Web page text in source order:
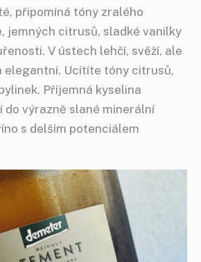
připomíná tóny zralého
jemných citrusů, sladké vanilky
V ústech lehčí, svěží, ale
elegantní. Ucítíte tóny citrusů,
Příjemná kyselina
do výrazně slané minerální
s delším potenciálem